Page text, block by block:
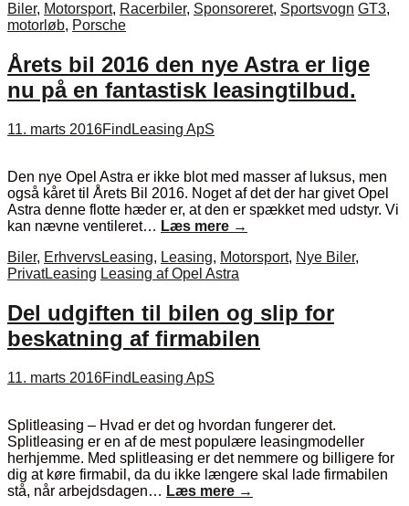
Biler, Motorsport, Racerbiler, Sponsoreret, Sportsvogn GT3,
motorløb, Porsche
Årets bil 2016 den nye Astra er lige
nu på en fantastisk leasingtilbud.
11. marts 2016FindLeasing ApS
Den nye Opel Astra er ikke blot med masser af luksus, men
også kåret til Årets Bil 2016. Noget af det der har givet Opel
Astra denne flotte hæder er, at den er spækket med udstyr. Vi
kan nævne ventileret… Læs mere →
Biler, ErhvervsLeasing, Leasing, Motorsport, Nye Biler,
PrivatLeasing Leasing af Opel Astra
Del udgiften til bilen og slip for
beskatning af firmabilen
11. marts 2016FindLeasing ApS
Splitleasing – Hvad er det og hvordan fungerer det.
Splitleasing er en af de mest populære leasingmodeller
herhjemme. Med splitleasing er det nemmere og billigere for
dig at køre firmabil, da du ikke længere skal lade firmabilen
stå, når arbejdsdagen… Læs mere →